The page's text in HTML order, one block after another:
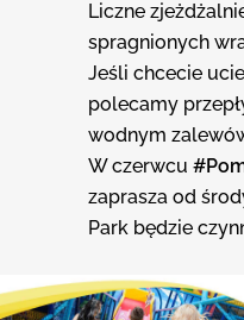
Liczne
spragnionych
Jeśli chcecie
polecamy
wodnym
W czerwcu
zaprasza od
Park będzie